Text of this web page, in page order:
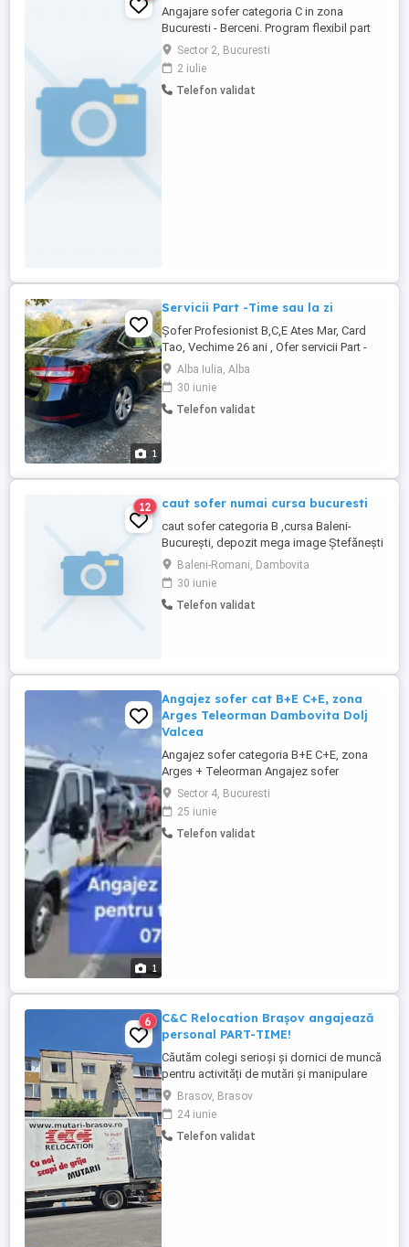
Angajare sofer categoria C in zona
Bucuresti - Berceni. Program flexibil part
timeSector 2, Bucuresti
2 iulie
Telefon validat
1
Servicii Part -Time sau la zi
Șofer Profesionist B,C,E Ates Mar, Card
Tao, Vechime 26 ani , Ofer servicii Part -
Time,La cursă,La zi, Șofer Personal,Etc....
Alba Iulia, Alba
30 iunie
Telefon validat
12 caut sofer numai cursa bucuresti
caut sofer categoria B ,cursa Baleni-
București, depozit mega image Ștefănești
si mega image popesti ofer 4000 lei.detali
Baleni-Romani, Dambovita
30 iunie
Telefon validat
1
Angajez sofer cat B+E C+E, zona
Arges Teleorman Dambovita Dolj
Valcea
Angajez sofer categoria B+E C+E, zona
Arges + Teleorman Angajez sofer
profesionist categorie permis B+E C+E
pentru transport intern de autovehicule.
Salariu atractiv pentru curse interene pe -
camion Iveco Daily Euro 4 Daca sunteti
Sector 4, Bucuresti
25 iunie
Telefon validat
6
C&C Relocation Brașov angajează
personal PART-TIME!
Căutăm colegi serioși și dornici de muncă
pentru activități de mutări și manipulare
mobilier. Program flexibil Plată corectă și
la timp Mediu de lucru dinamic Experiența
constituie un avantaj, dar nu este
obligatorie Permisul categoria B
Brasov, Brasov
24 iunie
Telefon validat